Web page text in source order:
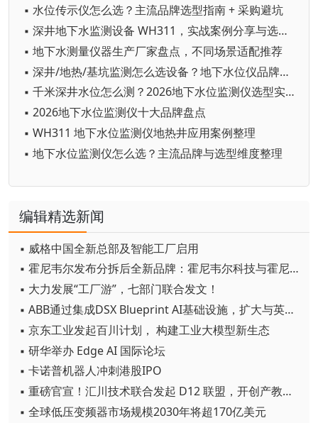
▪ 水位传示仪怎么选？主流品牌选型指南 + 采购避坑
▪ 深井地下水监测设备 WH311，实战案例分享与选型要点
▪ 地下水测量仪器生产厂家盘点，不同场景适配推荐
▪ 深井/地热/基坑监测怎么选设备？地下水位仪品牌对比+选购指标
▪ 千米深井水位怎么测？2026地下水位监测仪选型实战指南
▪ 2026地下水位监测仪十大品牌盘点
▪ WH311 地下水位监测仪地热井应用案例整理
▪ 地下水位监测仪怎么选？主流品牌与选型维度整理
编辑精选新闻
▪ 威格中国全新总部及智能工厂启用
▪ 霍尼韦尔发布分拆后全新品牌：霍尼韦尔科技与霍尼韦尔航空航天
▪ 大力发展“工厂游”，七部门联合发文！
▪ ABB通过集成DSX Blueprint AI基础设施，扩大与英伟达的合作
▪ 京东工业发起百川计划， 构建工业大模型新生态
▪ 研华举办 Edge AI 国际论坛
▪ 卡诺普机器人冲刺港股IPO
▪ 重磅官宣！汇川技术联合发起 D12 联盟，开创产教融合新范式
▪ 全球低压变频器市场规模2030年将超170亿美元